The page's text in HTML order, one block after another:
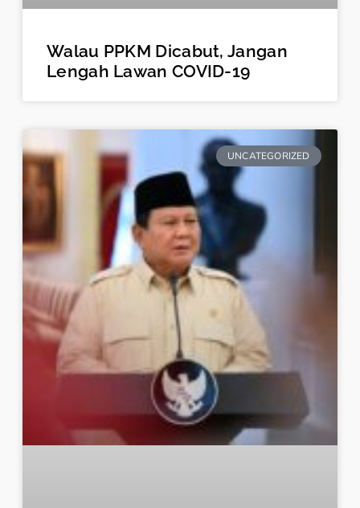
Walau PPKM Dicabut, Jangan
Lengah Lawan COVID-19
UNCATEGORIZED